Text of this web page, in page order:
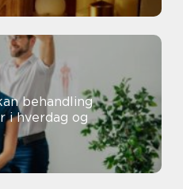
behandling
i hverdag og